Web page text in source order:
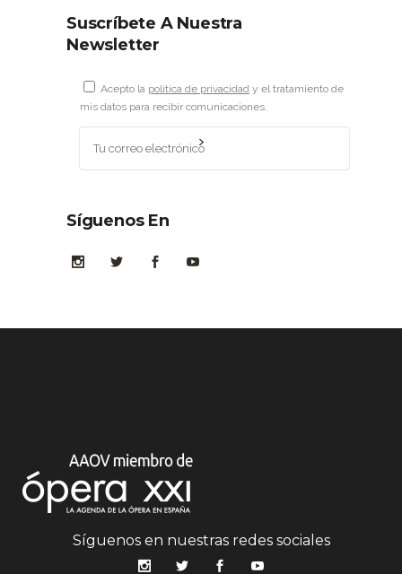
Suscríbete A Nuestra
Newsletter
Acepto la política de privacidad y el tratamiento de
mis datos para recibir comunicaciones.
Síguenos En
Síguenos en nuestras redes sociales